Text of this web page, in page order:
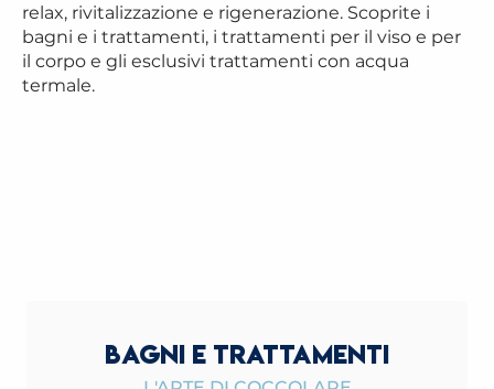
relax, rivitalizzazione e rigenerazione. Scoprite i
bagni e i trattamenti, i trattamenti per il viso e per
il corpo e gli esclusivi trattamenti con acqua
termale.
BAGNI E TRATTAMENTI